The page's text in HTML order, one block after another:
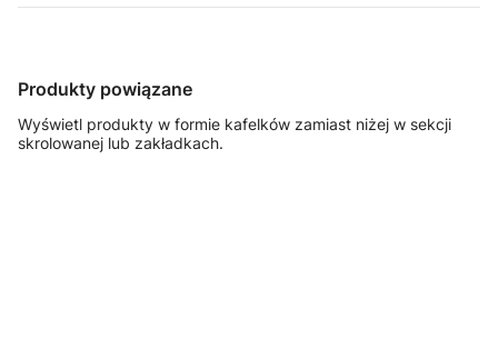
Produkty powiązane
Wyświetl produkty w formie kafelków zamiast niżej w sekcji
skrolowanej lub zakładkach.